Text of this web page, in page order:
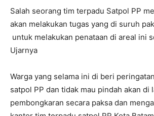
Salah seorang tim terpadu Satpol PP
akan melakukan tugas yang di suruh
untuk melakukan penataan di areal ini
Ujarnya
Warga yang selama ini di beri
satpol PP dan tidak mau pindah akan di
pembongkaran secara paksa dan